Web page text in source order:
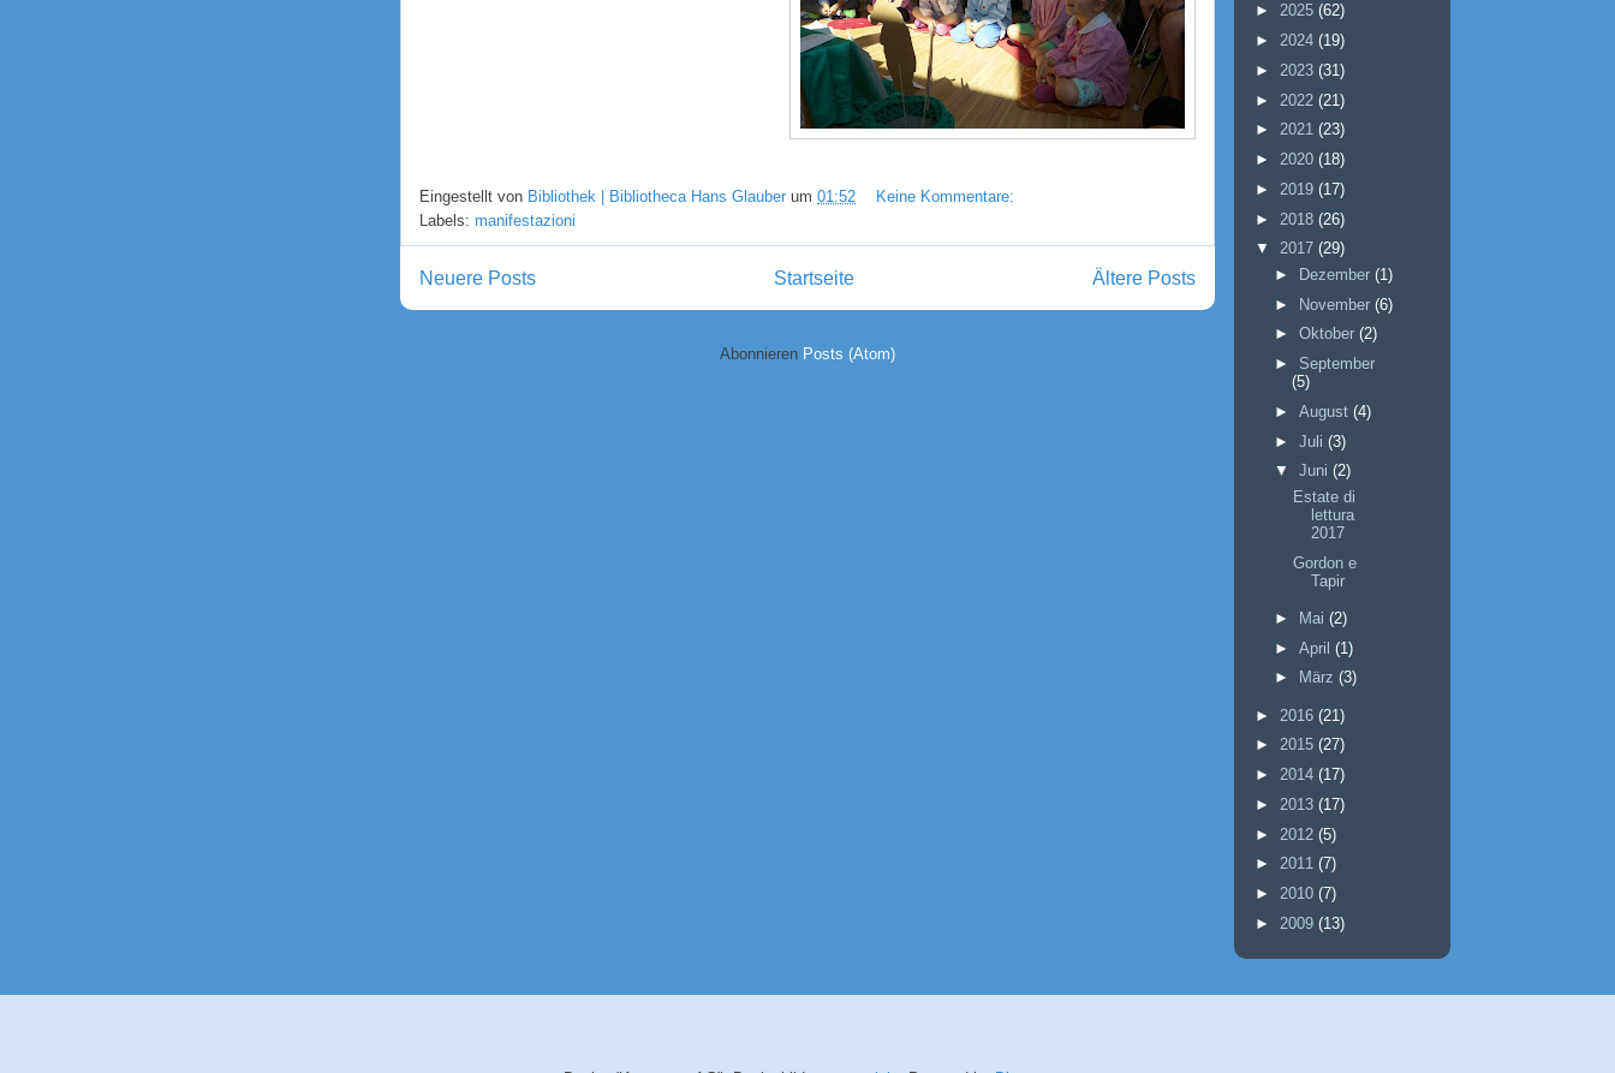
Eingestellt von Bibliothek | Bibliotheca Hans Glauber um 01:52
Keine Kommentare:
Labels: manifestazioni
Neuere Posts Ältere Posts
Startseite
Abonnieren Posts (Atom)
► 2025 (62)
► 2024 (19)
► 2023 (31)
► 2022 (21)
► 2021 (23)
► 2020 (18)
► 2019 (17)
► 2018 (26)
▼ 2017 (29)
►
Dezember (1)
► November (6)
► Oktober (2)
► September
(5)
► August (4)
► Juli (3)
▼ Juni (2)
Estate di
lettura
2017
Gordon e
Tapir
► Mai (2)
► April (1)
►
März (3)
► 2016 (21)
► 2015 (27)
► 2014 (17)
► 2013 (17)
► 2012 (5)
► 2011 (7)
► 2010 (7)
► 2009 (13)